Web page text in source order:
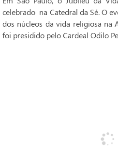
celebrado na Catedral da Sé. O
dos núcleos da vida religiosa na
foi presidido pelo Cardeal Odilo